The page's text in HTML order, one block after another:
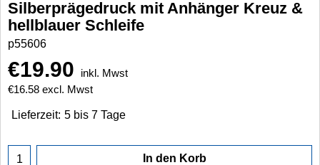
Silberprägedruck mit Anhänger Kreuz &
hellblauer Schleife
p55606
€19.90
inkl. Mwst
€16.58 excl. Mwst
Lieferzeit: 5 bis 7 Tage
In den Korb